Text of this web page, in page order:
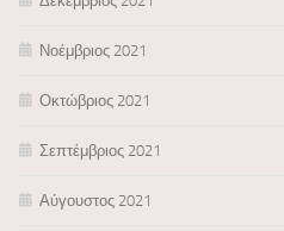
Νοέμβριος 2021
Οκτώβριος 2021
Σεπτέμβριος 2021
Αύγουστος 2021